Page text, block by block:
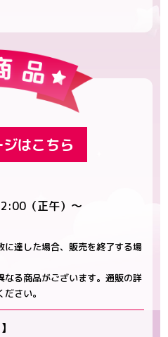
はこちら
（正午）～
達した場合、販売を終了する場
る商品がございます。通販の詳
さい。